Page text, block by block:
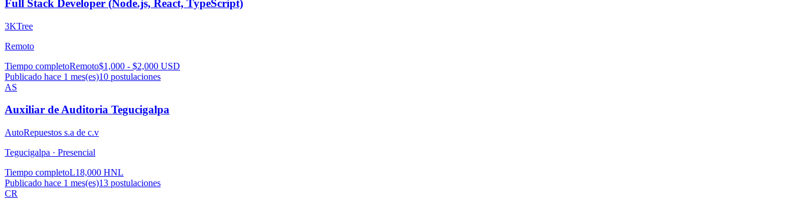
Full Stack Developer (Node.js, React, TypeScript)
3KTree
Remoto
Tiempo completoRemoto$1,000 - $2,000 USD
Publicado hace 1 mes(es)10 postulaciones
AS
Auxiliar de Auditoria Tegucigalpa
AutoRepuestos s.a de c.v
Tegucigalpa · Presencial
Tiempo completoL18,000 HNL
Publicado hace 1 mes(es)13 postulaciones
CR